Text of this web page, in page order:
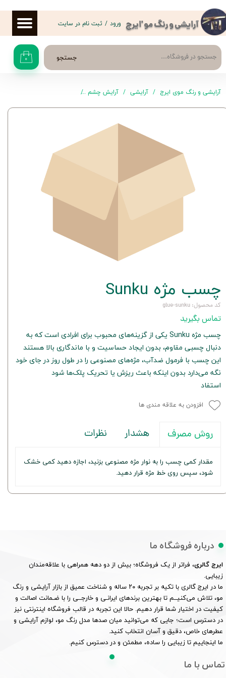
آرایشی و رنگ مو 'ایرج
جستجو ۰
ورود / ثبت نام در سایت
حساب کاربری من
تغییر گذر واژه
سفارشات
خروج از حساب کاربری
آرایشی و رنگ موی ایرج آرایشی آرایش چشم
چسب مژه Sunku
کد محصول: glue-sunku
تماس بگیرید
چسب مژه Sunku یکی از گزینه‌های محبوب برای افرادی است که به
دنبال چسبی مقاوم، بدون ایجاد حساسیت و با ماندگاری بالا هستند
این چسب با فرمول ضدآب، مژه‌های مصنوعی را در طول روز در جای خود
نگه می‌دارد بدون اینکه باعث ریزش یا تحریک پلک‌ها شود
استفاد
افزودن به علاقه مندی ها
روش مصرف هشدار نظرات
مقدار کمی چسب را به نوار مژه مصنوعی بزنید، اجازه دهید کمی خشک
شود، سپس روی خط مژه قرار دهید.
درباره فروشگاه ما
ایرج گالری، فراتر از یک فروشگاه؛ بیش از دو دهه همراهی با علاقه‌مندان
زیبایی.
ما در ایرج گالری با تکیه بر تجربه ۲۰ ساله و شناخت عمیق از بازار آرایشی و رنگ
مو، تلاش می‌کنیــم تا بهترین برندهای ایرانـی و خارجــی را با ضـمانت اصالت و
کیفیت در اختیار شما قرار دهیم. حالا این تجربه در قالب فروشگاه اینترنتی نیز
در دسترس است؛ جایی که می‌توانید میان صدها مدل رنگ مو، لوازم آرایشی و
عطرهای خاص، دقیق و آسان انتخاب کنید.
ما اینجاییم تا زیبایی را ساده، مطمئن و در دسترس کنیم.
تماس با ما